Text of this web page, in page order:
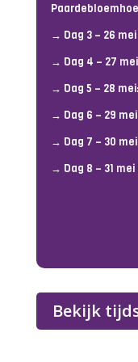
→ Dag 3 – 26
→ Dag 4 – 27
→ Dag 5 – 28
→ Dag 6 – 29
→ Dag 7 – 30
→ Dag 8 – 31
Bekijk